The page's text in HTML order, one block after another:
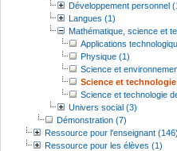
Développement personnel
Langues (1)
Mathématique, science et
Applications
Physique (1)
Science et
Science et technologie
Science et technologie
Univers social (3)
Démonstration (7)
Ressource pour l'enseignant
Ressource pour les élèves (1)